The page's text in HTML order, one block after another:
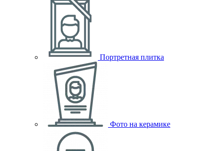
Портретная плитка
Фото на керамике